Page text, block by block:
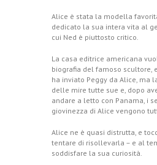
Alice è stata la modella
dedicato la sua intera vita al
cui Ned è piuttosto critico.
La casa editrice americana
biografia del famoso scultore,
ha inviato Peggy da Alice, ma
delle mire tutte sue e, dopo
andare a letto con Panama, i
giovinezza di Alice vengono
Alice ne è quasi distrutta, e
tentare di risollevarla – e al
soddisfare la sua curiosità.